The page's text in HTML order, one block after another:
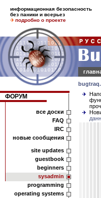
информационная безопасность
без паники и всерьез
подробно о проекте
ФОРУМ
все доски
FAQ
IRC
новые сообщения
site updates
guestbook
beginners
sysadmin
programming
operating systems